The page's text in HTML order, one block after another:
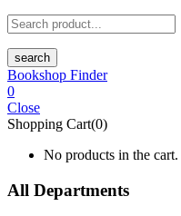
search
Bookshop Finder
0
Close
Shopping Cart(0)
No products in the cart.
All Departments